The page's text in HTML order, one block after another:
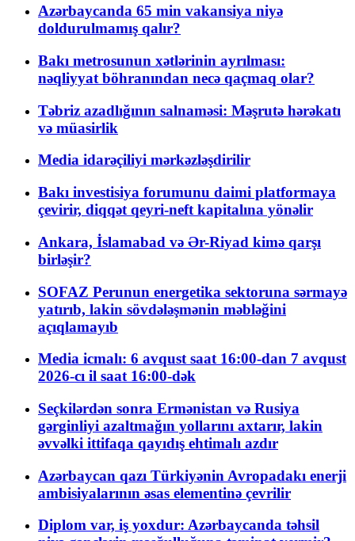
Azərbaycanda 65 min vakansiya niyə
doldurulmamış qalır?
Bakı metrosunun xətlərinin ayrılması:
nəqliyyat böhranından necə qaçmaq olar?
Təbriz azadlığının salnaməsi: Məşrutə hərəkatı
və müasirlik
Media idarəçiliyi mərkəzləşdirilir
Bakı investisiya forumunu daimi platformaya
çevirir, diqqət qeyri-neft kapitalına yönəlir
Ankara, İslamabad və Ər-Riyad kimə qarşı
birləşir?
SOFAZ Perunun energetika sektoruna sərmayə
yatırıb, lakin sövdələşmənin məbləğini
açıqlamayıb
Media icmalı: 6 avqust saat 16:00-dan 7 avqust
2026-cı il saat 16:00-dək
Seçkilərdən sonra Ermənistan və Rusiya
gərginliyi azaltmağın yollarını axtarır, lakin
əvvəlki ittifaqa qayıdış ehtimalı azdır
Azərbaycan qazı Türkiyənin Avropadakı enerji
ambisiyalarının əsas elementinə çevrilir
Diplom var, iş yoxdur: Azərbaycanda təhsil